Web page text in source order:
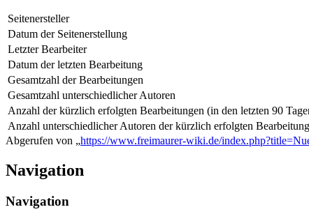
Seitenersteller
Datum der Seitenerstellung
Letzter Bearbeiter
Datum der letzten Bearbeitung
Gesamtzahl der Bearbeitungen
Gesamtzahl unterschiedlicher Autoren
Anzahl der kürzlich erfolgten Bearbeitungen (in den letzten 90
Anzahl unterschiedlicher Autoren der kürzlich erfolgten
Abgerufen von „https://www.freimaurer-wiki.de/
Navigation
Navigation